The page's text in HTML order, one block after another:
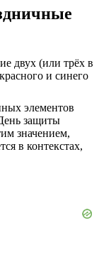
двух (или трёх в
и синего
элементов
защиты
значением,
в контекстах,